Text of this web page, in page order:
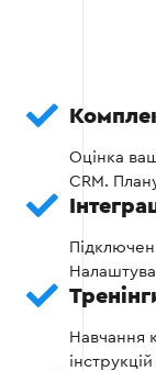
Вибір
Оцінка
CRM.
Навчання